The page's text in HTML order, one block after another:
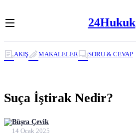
24Hukuk
AKIŞ MAKALELER SORU & CEVAP
Suça İştirak Nedir?
Büşra Çevik
14 Ocak 2025